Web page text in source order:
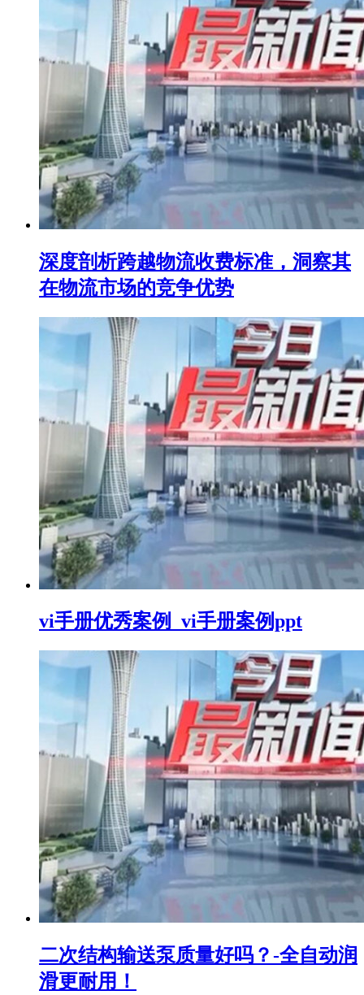
深度剖析跨越物流收费标准，洞察其
在物流市场的竞争优势
vi手册优秀案例_vi手册案例ppt
二次结构输送泵质量好吗？-全自动润
滑更耐用！